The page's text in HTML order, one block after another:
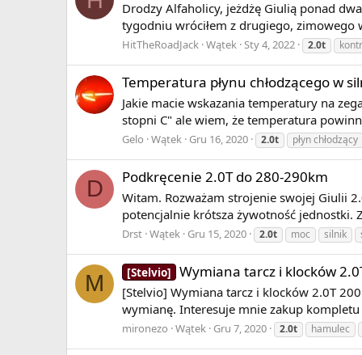
Drodzy Alfaholicy, jeżdżę Giulią ponad
tygodniu wróciłem z drugiego, zimowego
HitTheRoadJack Wątek Sty 4, 2022 2.0t
Temperatura płynu chłodzącego w
Jakie macie wskazania temperatury na
stopni C" ale wiem, że temperatura
Gelo Wątek Gru 16, 2020 2.0t płyn chłodzący
D Podkręcenie 2.0T do 280-290km
Witam. Rozważam strojenie swojej Giulii
potencjalnie krótsza żywotność jednostki.
Drst Wątek Gru 15, 2020 2.0t moc silnik
M [Stelvio] Wymiana tarcz i klocków
[Stelvio] Wymiana tarcz i klocków 2.0T
wymianę. Interesuje mnie zakup
mironezo Wątek Gru 7, 2020 2.0t hamulec